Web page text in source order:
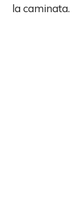
la caminata.